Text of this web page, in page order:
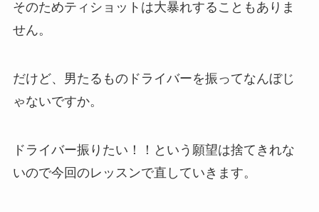
そのためティショットは大暴れすることもありま
せん。
だけど、男たるものドライバーを振ってなんぼじ
ゃないですか。
ドライバー振りたい！！という願望は捨てきれな
いので今回のレッスンで直していきます。